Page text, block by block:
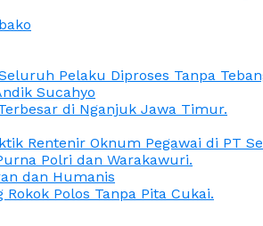
Pelaku Diproses Tanpa
Sucahyo
di Nganjuk Jawa Timur.
Rentenir Oknum Pegawai di PT
Polri dan Warakawuri.
dan Humanis
Polos Tanpa Pita Cukai.